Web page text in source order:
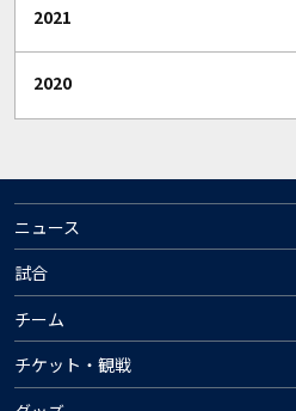
2021
2020
ニュース
試合
チーム
チケット・観戦